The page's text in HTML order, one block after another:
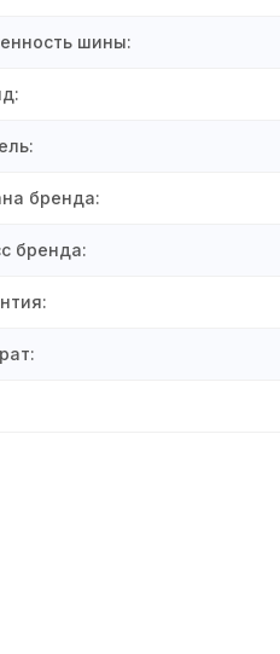
шины:
:
:
бренда:
бренда:
:
: